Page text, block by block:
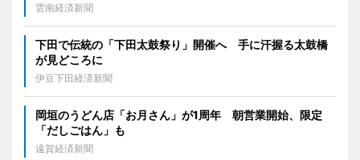
雲南経済新聞
下田で伝統の「下田太鼓祭り」開催へ 手に汗握る太鼓橋
が見どころに
伊豆下田経済新聞
岡垣のうどん店「お月さん」が1周年 朝営業開始、限定
「だしごはん」も
遠賀経済新聞